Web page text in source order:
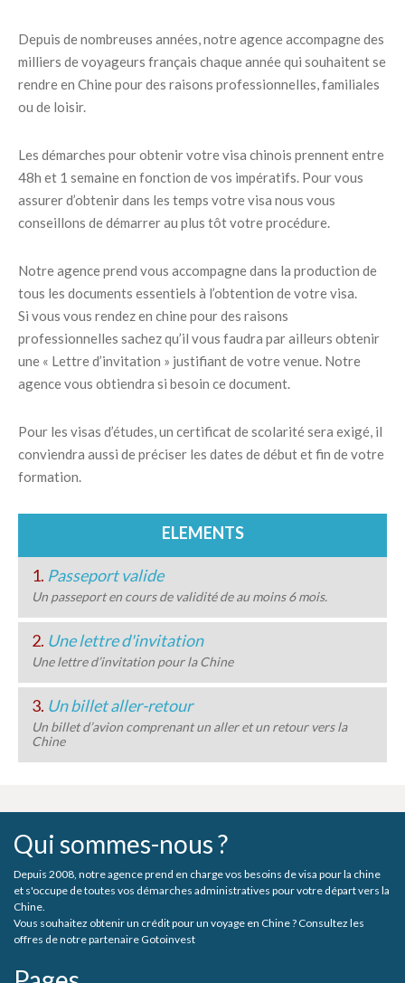
Depuis de nombreuses années, notre agence accompagne des
milliers de voyageurs français chaque année qui souhaitent se
rendre en Chine pour des raisons professionnelles, familiales
ou de loisir.
Les démarches pour obtenir votre visa chinois prennent entre
48h et 1 semaine en fonction de vos impératifs. Pour vous
assurer d’obtenir dans les temps votre visa nous vous
conseillons de démarrer au plus tôt votre procédure.
Notre agence prend vous accompagne dans la production de
tous les documents essentiels à l’obtention de votre visa.
Si vous vous rendez en chine pour des raisons
professionnelles sachez qu’il vous faudra par ailleurs obtenir
une « Lettre d’invitation » justifiant de votre venue. Notre
agence vous obtiendra si besoin ce document.
Pour les visas d’études, un certificat de scolarité sera exigé, il
conviendra aussi de préciser les dates de début et fin de votre
formation.
ELEMENTS
1. Passeport valide
Un passeport en cours de validité de au moins 6 mois.
2. Une lettre d'invitation
Une lettre d’invitation pour la Chine
3. Un billet aller-retour
Un billet d’avion comprenant un aller et un retour vers la
Chine
Qui sommes-nous ?
Depuis 2008, notre agence prend en charge vos besoins de visa pour la chine
et s'occupe de toutes vos démarches administratives pour votre départ vers la
Chine.
Vous souhaitez obtenir un crédit pour un voyage en Chine ? Consultez les
offres de notre partenaire Gotoinvest